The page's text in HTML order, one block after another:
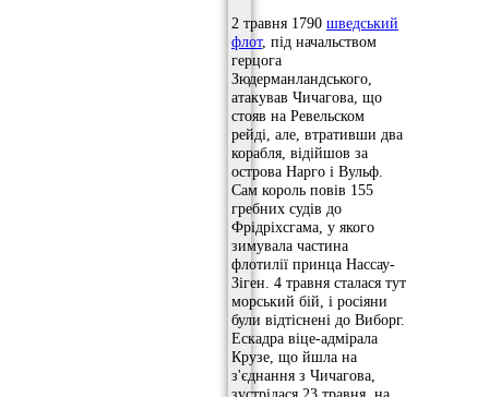
2 травня 1790 шведський
флот, під начальством
герцога
Зюдерманландського,
атакував Чичагова, що
стояв на Ревельском
рейді, але, втративши два
корабля, відійшов за
острова Нарго і Вульф.
Сам король повів 155
гребних судів до
Фрідріхсгама, у якого
зимувала частина
флотилії принца Нассау-
Зіген. 4 травня сталася тут
морський бій, і росіяни
були відтіснені до Виборг.
Ескадра віце-адмірала
Крузе, що йшла на
з'єднання з Чичагова,